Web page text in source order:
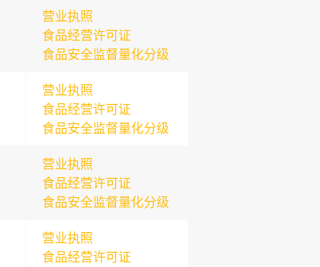
营业执照
食品经营许可证
食品安全监督量化分级
营业执照
食品经营许可证
食品安全监督量化分级
营业执照
食品经营许可证
食品安全监督量化分级
营业执照
食品经营许可证